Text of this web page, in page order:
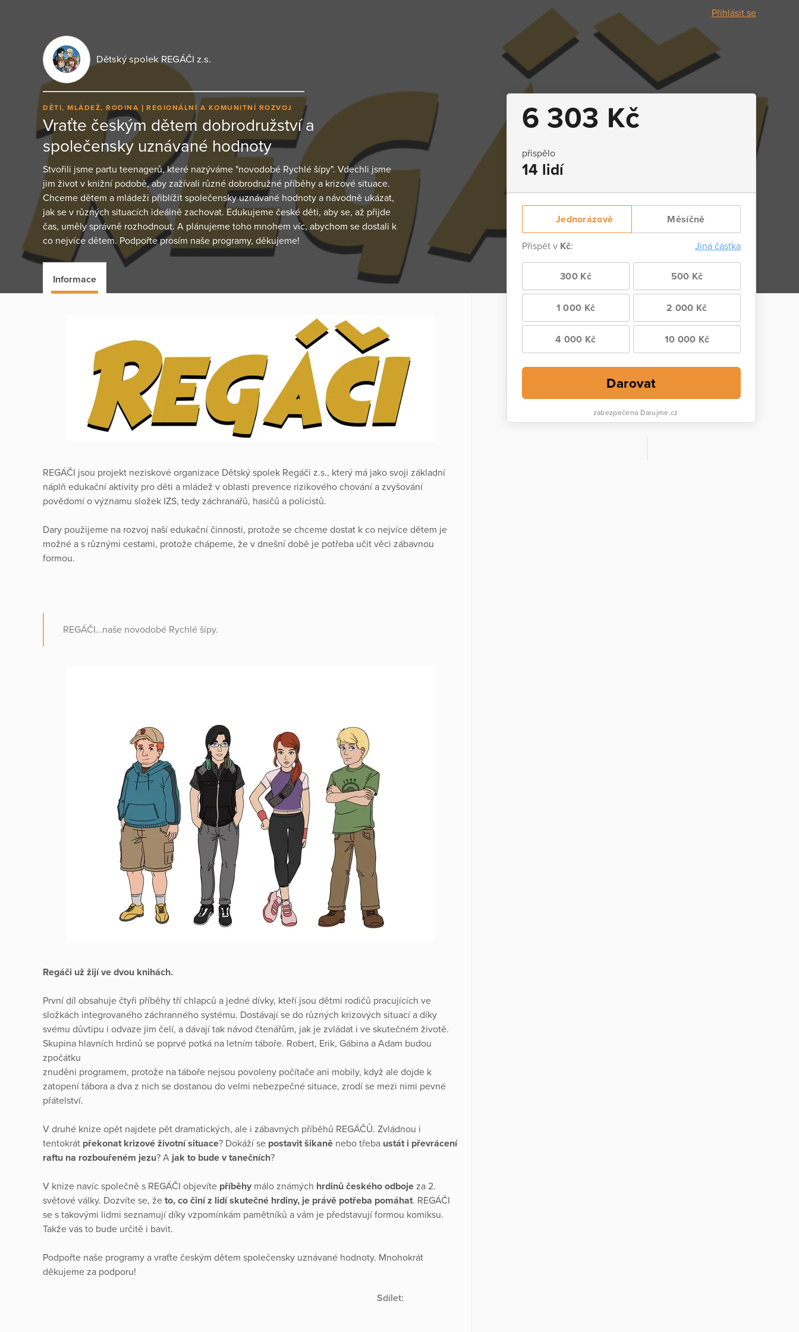
Přihlásit se
Dětský spolek REGÁČI z.s.
DĚTI, MLÁDEŽ, RODINA REGIONÁLNÍ A KOMUNITNÍ ROZVOJ
Vraťte českým dětem dobrodružství a
společensky uznávané hodnoty
Stvořili jsme partu teenagerů, které nazýváme "novodobé Rychlé šípy". Vdechli jsme
jim život v knižní podobě, aby zažívali různé dobrodružné příběhy a krizové situace.
Chceme dětem a mládeži přiblížit společensky uznávané hodnoty a návodně ukázat,
jak se v různých situacích ideálně zachovat. Edukujeme české děti, aby se, až přijde
čas, uměly správně rozhodnout. A plánujeme toho mnohem víc, abychom se dostali k
co nejvíce dětem. Podpořte prosím naše programy, děkujeme!
6 303 Kč
přispělo
14 lidí
Jednorázově Měsíčně
Přispět v Kč: Jiná částka
300 Kč 500 Kč
1 000 Kč 2 000 Kč
4 000 Kč 10 000 Kč
Darovat
zabezpečeno Darujme.cz
Informace
REGÁČI jsou projekt neziskové organizace Dětský spolek Regáči z.s., který má jako svoji základní
náplň edukační aktivity pro děti a mládež v oblasti prevence rizikového chování a zvyšování
povědomí o významu složek IZS, tedy záchranářů, hasičů a policistů.
Dary použijeme na rozvoj naší edukační činnosti, protože se chceme dostat k co nejvíce dětem je
možné a s různými cestami, protože chápeme, že v dnešní době je potřeba učit věci zábavnou
formou.
REGÁČI…naše novodobé Rychlé šípy.
Regáči už žijí ve dvou knihách.
První díl obsahuje čtyři příběhy tří chlapců a jedné dívky, kteří jsou dětmi rodičů pracujících ve
složkách integrovaného záchranného systému. Dostávají se do různých krizových situací a díky
svému důvtipu i odvaze jim čelí, a dávají tak návod čtenářům, jak je zvládat i ve skutečném životě.
Skupina hlavních hrdinů se poprvé potká na letním táboře. Robert, Erik, Gábina a Adam budou
zpočátku
znuděni programem, protože na táboře nejsou povoleny počítače ani mobily, když ale dojde k
zatopení tábora a dva z nich se dostanou do velmi nebezpečné situace, zrodí se mezi nimi pevné
přátelství.
V druhé knize opět najdete pět dramatických, ale i zábavných příběhů REGÁČŮ. Zvládnou i
tentokrát překonat krizové životní situace? Dokáží se postavit šikaně nebo třeba ustát i převrácení
raftu na rozbouřeném jezu? A jak to bude v tanečních?
V knize navíc společně s REGÁČI objevíte příběhy málo známých hrdinů českého odboje za 2.
světové války. Dozvíte se, že to, co činí z lidí skutečné hrdiny, je právě potřeba pomáhat. REGÁČI
se s takovými lidmi seznamují díky vzpomínkám pamětníků a vám je představují formou komiksu.
Takže vás to bude určitě i bavit.
Podpořte naše programy a vraťte českým dětem společensky uznávané hodnoty. Mnohokrát
děkujeme za podporu!
Sdílet: